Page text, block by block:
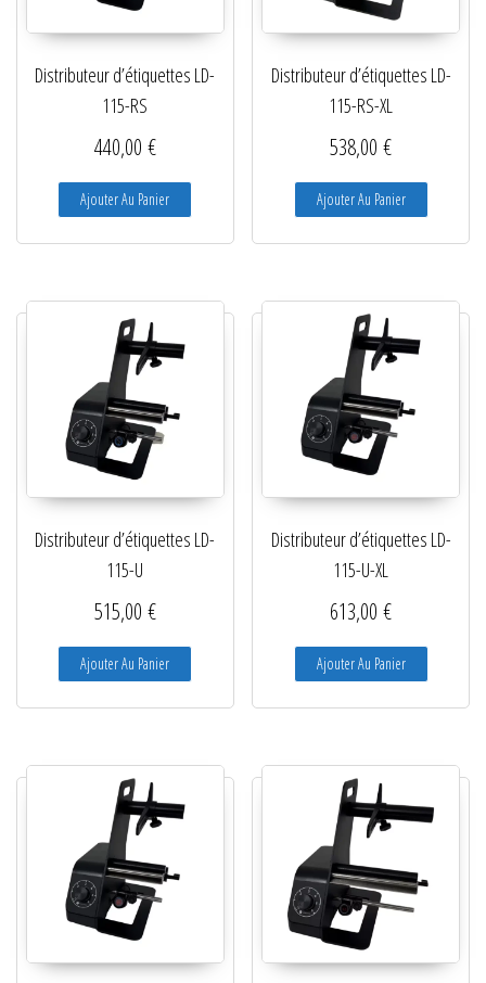
Lecteurs filaires 1D et 2D
Lecteurs sans fil 1D et 2D
Logiciels étiquettes
Ré-enrouleurs Distributeurs
RFID
Têtes d'impression
Distributeur d’étiquettes LD-
115-RS
440,00 €
Ajouter Au Panier
Distributeur d’étiquettes LD-
115-RS-XL
538,00€
Ajouter Au Panier
Distributeur d’étiquettes LD-
115-U
515,00 €
Ajouter Au Panier
Distributeur d’étiquettes LD-
115-U-XL
613,00€
Ajouter Au Panier